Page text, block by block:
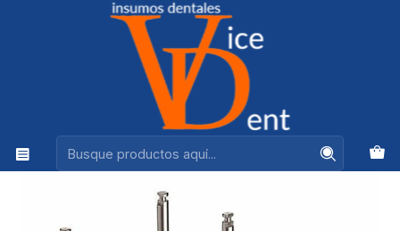
Ventas +56944575313
FRESAS Y PULIDO
GOMAS PULIR COMPOSITE JIFFY ULTRADENT